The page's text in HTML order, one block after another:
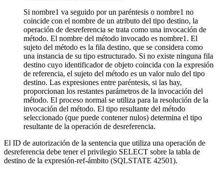
Si nombre1 va seguido por un paréntesis o nombre1 no
coincide con el nombre de un atributo del tipo destino, la
operación de desreferencia se trata como una invocación de
método. El nombre del método invocado es nombre1 . El
sujeto del método es la fila destino, que se considera como
una instancia de su tipo estructurado. Si no existe ninguna fila
destino cuyo identificador de objeto coincida con la expresión
de referencia, el sujeto del método es un valor nulo del tipo
destino. Las expresiones entre paréntesis, si las hay,
proporcionan los restantes parámetros de la invocación del
método. El proceso normal se utiliza para la resolución de la
invocación del método. El tipo resultante del método
seleccionado (que puede contener nulos) determina el tipo
resultante de la operación de desreferencia.
El ID de autorización de la sentencia que utiliza una operación de
desreferencia debe tener el privilegio SELECT sobre la tabla de
destino de la expresión-ref-ámbito (SQLSTATE 42501).